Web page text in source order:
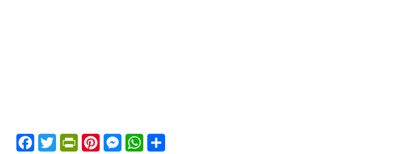
FacebookTwitter PrintFriendly
PinterestMessengerWhatsApp